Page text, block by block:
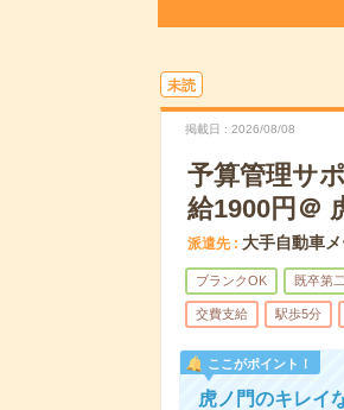
未読
掲載日 2026/08/08
予算管理サ
給1900円＠
派遣先 大手自動車
ブランクOK 既卒第
交費支給 駅歩5分
ここがポイント！
虎ノ門のキレイ